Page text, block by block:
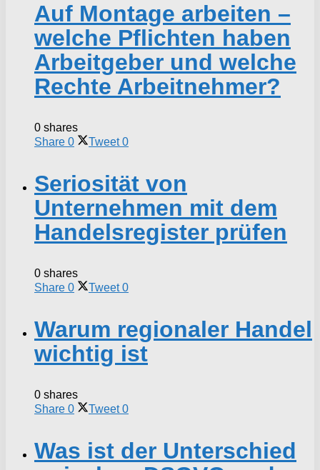
Auf Montage arbeiten –
welche Pflichten haben
Arbeitgeber und welche
Rechte Arbeitnehmer?
0 shares
Share 0 Tweet 0
Seriosität von
Unternehmen mit dem
Handelsregister prüfen
0 shares
Share 0 Tweet 0
Warum regionaler Handel
wichtig ist
0 shares
Share 0 Tweet 0
Was ist der Unterschied